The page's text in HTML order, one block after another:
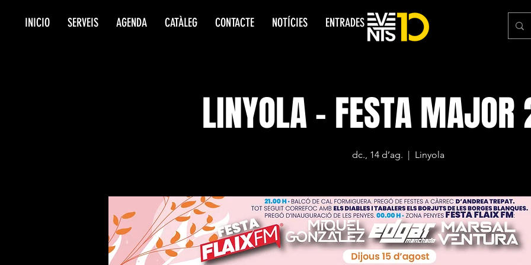
INICIO SERVEIS AGENDA CATÀLEG CONTACTE NOTÍCIES ENTRADES
LINYOLA - FESTA
dc., 14 d’ag.
  |
Linyola